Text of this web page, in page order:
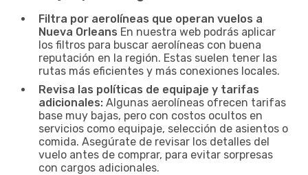
Filtra por aerolíneas que operan vuelos a
Nueva Orleans En nuestra web podrás aplicar
los filtros para buscar aerolíneas con buena
reputación en la región. Estas suelen tener las
rutas más eficientes y más conexiones locales.
Revisa las políticas de equipaje y tarifas
adicionales: Algunas aerolíneas ofrecen tarifas
base muy bajas, pero con costos ocultos en
servicios como equipaje, selección de asientos o
comida. Asegúrate de revisar los detalles del
vuelo antes de comprar, para evitar sorpresas
con cargos adicionales.